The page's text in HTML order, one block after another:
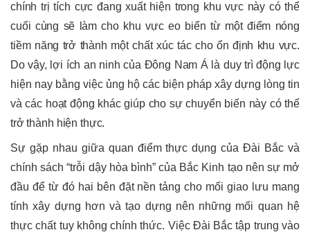
chính trị tích cực đang xuất hiện trong khu vực này có thể
cuối cùng sẽ làm cho khu vực eo biển từ một điểm nóng
tiềm năng trở thành một chất xúc tác cho ổn định khu vực.
Do vậy, lợi ích an ninh của Đông Nam Á là duy trì động lực
hiện nay bằng việc ủng hộ các biện pháp xây dựng lòng tin
và các hoạt động khác giúp cho sự chuyển biến này có thể
trở thành hiện thực.
Sự gặp nhau giữa quan điểm thực dụng của Đài Bắc và
chính sách “trỗi dậy hòa bình” của Bắc Kinh tạo nên sự mở
đầu để từ đó hai bên đặt nền tảng cho mối giao lưu mang
tính xây dựng hơn và tạo dựng nên những mối quan hệ
thực chất tuy không chính thức. Việc Đài Bắc tập trung vào